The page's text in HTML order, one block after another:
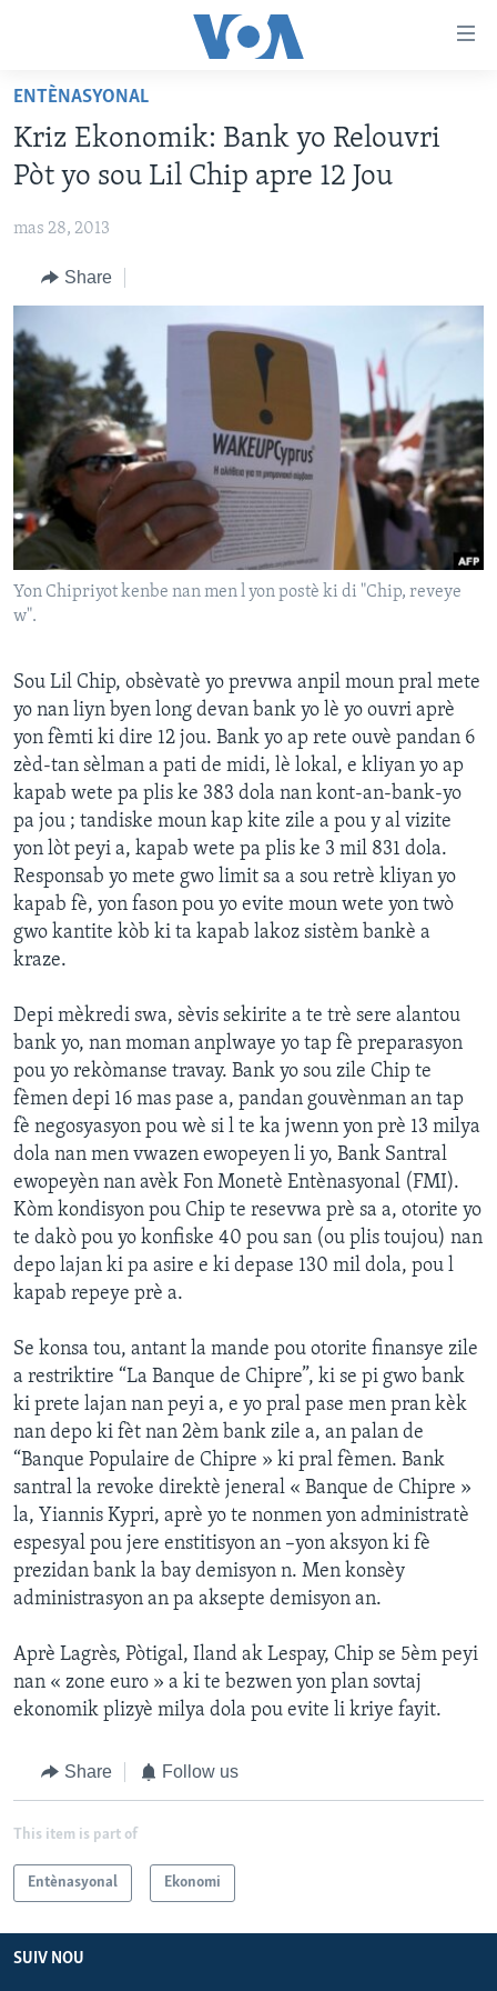
Skip
main
content
to
Navigation
Skip
to
Search
LÈZETAZINI
AMERIK LATIN
ENTÈNASYONAL
VIDEO
Learning English
SUIV NOU
Languages
ENTÈNASYONAL
Kriz Ekonomik: Bank yo Relouvri
Pòt yo sou Lil Chip apre 12 Jou
mas 28, 2013
Share
Yon Chipriyot kenbe nan men l yon postè ki di "Chip, reveye
w".
Sou Lil Chip, obsèvatè yo prevwa anpil moun pral mete
yo nan liyn byen long devan bank yo lè yo ouvri aprè
yon fèmti ki dire 12 jou. Bank yo ap rete ouvè pandan 6
zèd-tan sèlman a pati de midi, lè lokal, e kliyan yo ap
kapab wete pa plis ke 383 dola nan kont-an-bank-yo
pa jou ; tandiske moun kap kite zile a pou y al vizite
yon lòt peyi a, kapab wete pa plis ke 3 mil 831 dola.
Responsab yo mete gwo limit sa a sou retrè kliyan yo
kapab fè, yon fason pou yo evite moun wete yon twò
gwo kantite kòb ki ta kapab lakoz sistèm bankè a
kraze.
Depi mèkredi swa, sèvis sekirite a te trè sere alantou
bank yo, nan moman anplwaye yo tap fè preparasyon
pou yo rekòmanse travay. Bank yo sou zile Chip te
fèmen depi 16 mas pase a, pandan gouvènman an tap
fè negosyasyon pou wè si l te ka jwenn yon prè 13 milya
dola nan men vwazen ewopeyen li yo, Bank Santral
ewopeyèn nan avèk Fon Monetè Entènasyonal (FMI).
Kòm kondisyon pou Chip te resevwa prè sa a, otorite yo
te dakò pou yo konfiske 40 pou san (ou plis toujou) nan
depo lajan ki pa asire e ki depase 130 mil dola, pou l
kapab repeye prè a.
Se konsa tou, antant la mande pou otorite finansye zile
a restriktire “La Banque de Chipre”, ki se pi gwo bank
ki prete lajan nan peyi a, e yo pral pase men pran kèk
nan depo ki fèt nan 2èm bank zile a, an palan de
“Banque Populaire de Chipre » ki pral fèmen. Bank
santral la revoke direktè jeneral « Banque de Chipre »
la, Yiannis Kypri, aprè yo te nonmen yon administratè
espesyal pou jere enstitisyon an –yon aksyon ki fè
prezidan bank la bay demisyon n. Men konsèy
administrasyon an pa aksepte demisyon an.
Aprè Lagrès, Pòtigal, Iland ak Lespay, Chip se 5èm peyi
nan « zone euro » a ki te bezwen yon plan sovtaj
ekonomik plizyè milya dola pou evite li kriye fayit.
Share Follow us
This item is part of
Entènasyonal Ekonomi
SUIV NOU